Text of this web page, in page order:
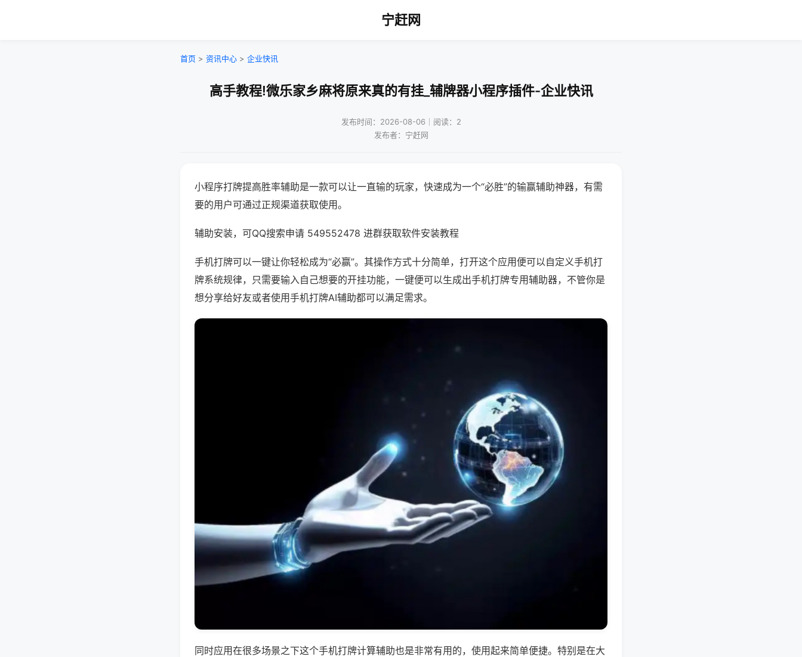
宁赶网
首页 > 资讯中心 > 企业快讯
高手教程!微乐家乡麻将原来真的有挂_辅牌器小程序插件-企业快讯
发布时间：2026-08-06｜阅读：2
发布者：宁赶网
小程序打牌提高胜率辅助是一款可以让一直输的玩家，快速成为一个“必胜”的输赢辅助神器，有需
要的用户可通过正规渠道获取使用。
辅助安装，可QQ搜索申请 549552478 进群获取软件安装教程
手机打牌可以一键让你轻松成为“必赢”。其操作方式十分简单，打开这个应用便可以自定义手机打
牌系统规律，只需要输入自己想要的开挂功能，一键便可以生成出手机打牌专用辅助器，不管你是
想分享给好友或者使用手机打牌AI辅助都可以满足需求。
同时应用在很多场景之下这个手机打牌计算辅助也是非常有用的，使用起来简单便捷。特别是在大